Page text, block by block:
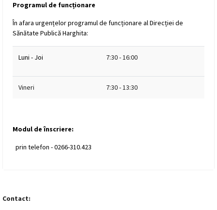
Programul de funcționare
În afara urgențelor programul de funcționare al Direcției de
Sănătate Publică Harghita:
Luni - Joi 7:30 - 16:00
Vineri 7:30 - 13:30
Modul de înscriere:
prin telefon - 0266-310.423
Contact: